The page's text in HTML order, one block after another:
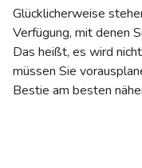
Glücklicherweise
Verfügung, mit denen
Das heißt, es wird
müssen Sie
Bestie am besten